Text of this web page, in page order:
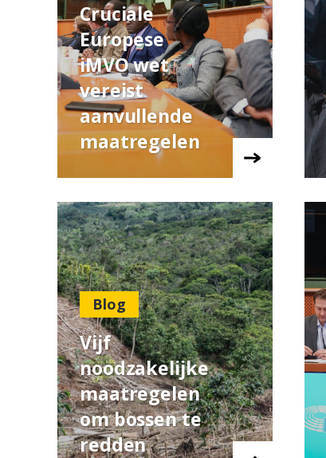
Cruciale
Europese
iMVO wet
vereist
aanvullende
maatregelen
Blog
Vijf
noodzakelijke
maatregelen
om bossen te
redden